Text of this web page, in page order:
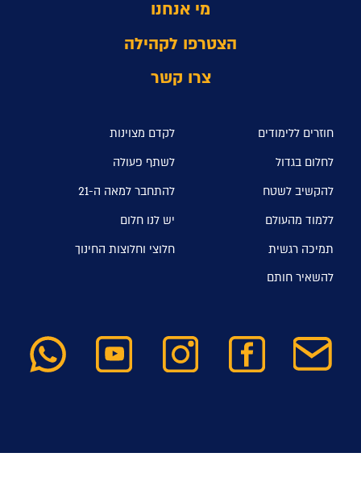
מי אנחנו
הצטרפו לקהילה
צרו קשר
חוזרים ללימודים
לקדם מצוינות
לחלום בגדול
לשתף פעולה
להקשיב לשטח
להתחבר למאה ה-21
ללמוד מהעולם
יש לנו חלום
תמיכה רגשית
חלוצי וחלוצות החינוך
להשאיר חותם